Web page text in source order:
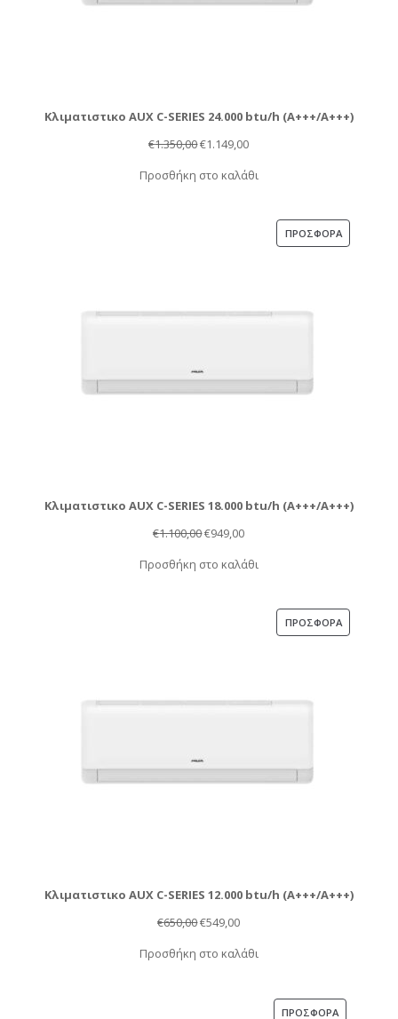
Κλιματιστικο AUX C-SERIES 24.000 btu/h (Α+++/A+++)
€1.350,00Original
was:
€1.149,00Η
τιμή
€1.149,00.
Προσθήκη στο καλάθι
ΠΡΟΣΦΟΡΆΠΡΟΪΌΝ
Κλιματιστικο AUX C-SERIES 18.000 btu/h (Α+++/A+++)
€1.100,00Original
was:
€949,00Η
τιμή
€949,00.
Προσθήκη στο καλάθι
ΠΡΟΣΦΟΡΆΠΡΟΪΌΝ
Κλιματιστικο AUX C-SERIES 12.000 btu/h (Α+++/A+++)
€650,00Original
was:
€549,00Η
τιμή
€549,00.
Προσθήκη στο καλάθι
ΠΡΟΣΦΟΡΆΠΡΟΪΌΝ